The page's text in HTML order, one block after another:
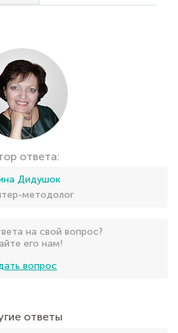
ответа:
Дидушок
методолог
на свой вопрос?
его нам!
вопрос
ответы